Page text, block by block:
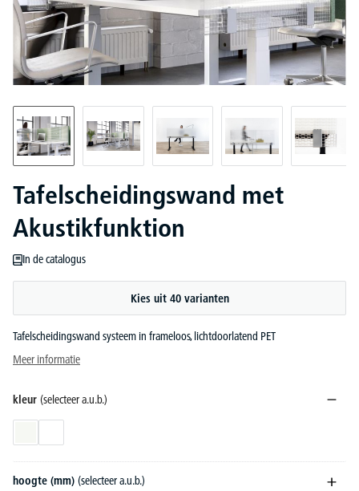
Tafelscheidingswand met
Akustikfunktion
In de catalogus
Kies uit 40 varianten
Tafelscheidingswand systeem in frameloos, lichtdoorlatend PET
Meer informatie
kleur (selecteer a.u.b.)
hoogte (mm) (selecteer a.u.b.)